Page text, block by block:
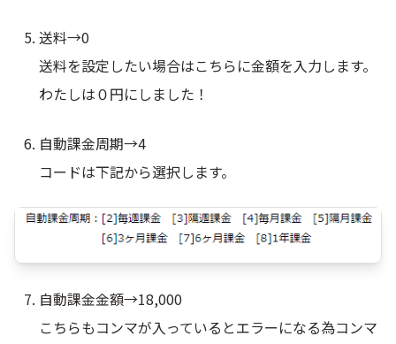
送料→0
送料を設定したい場合はこちらに金額を入力します。
わたしは０円にしました！
自動課金周期→4
コードは下記から選択します。
自動課金金額→18,000
こちらもコンマが入っているとエラーになる為コンマ